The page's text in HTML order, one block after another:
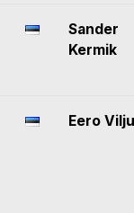
Sander
Kermik
Eero